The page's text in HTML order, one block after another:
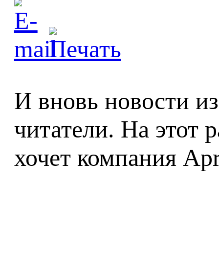
И вновь новости
читатели. На этот
хочет компания